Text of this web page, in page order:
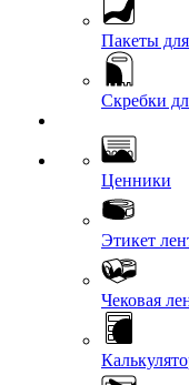
Пакеты
Скребки
Ценники
Этикет
Чековая